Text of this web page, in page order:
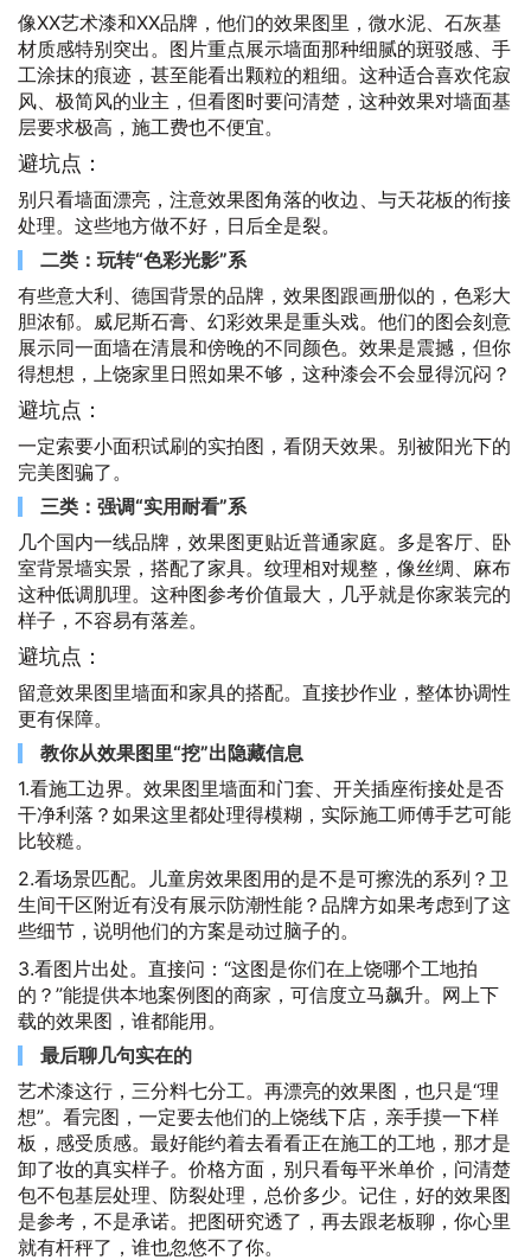
像XX艺术漆和XX品牌，他们的效果图里，微水泥、石灰基
材质感特别突出。图片重点展示墙面那种细腻的斑驳感、手
工涂抹的痕迹，甚至能看出颗粒的粗细。这种适合喜欢侘寂
风、极简风的业主，但看图时要问清楚，这种效果对墙面基
层要求极高，施工费也不便宜。
避坑点：
别只看墙面漂亮，注意效果图角落的收边、与天花板的衔接
处理。这些地方做不好，日后全是裂。
二类：玩转“色彩光影”系
有些意大利、德国背景的品牌，效果图跟画册似的，色彩大
胆浓郁。威尼斯石膏、幻彩效果是重头戏。他们的图会刻意
展示同一面墙在清晨和傍晚的不同颜色。效果是震撼，但你
得想想，上饶家里日照如果不够，这种漆会不会显得沉闷？
避坑点：
一定索要小面积试刷的实拍图，看阴天效果。别被阳光下的
完美图骗了。
三类：强调“实用耐看”系
几个国内一线品牌，效果图更贴近普通家庭。多是客厅、卧
室背景墙实景，搭配了家具。纹理相对规整，像丝绸、麻布
这种低调肌理。这种图参考价值最大，几乎就是你家装完的
样子，不容易有落差。
避坑点：
留意效果图里墙面和家具的搭配。直接抄作业，整体协调性
更有保障。
教你从效果图里“挖”出隐藏信息
1.看施工边界。效果图里墙面和门套、开关插座衔接处是否
干净利落？如果这里都处理得模糊，实际施工师傅手艺可能
比较糙。
2.看场景匹配。儿童房效果图用的是不是可擦洗的系列？卫
生间干区附近有没有展示防潮性能？品牌方如果考虑到了这
些细节，说明他们的方案是动过脑子的。
3.看图片出处。直接问：“这图是你们在上饶哪个工地拍
的？”能提供本地案例图的商家，可信度立马飙升。网上下
载的效果图，谁都能用。
最后聊几句实在的
艺术漆这行，三分料七分工。再漂亮的效果图，也只是“理
想”。看完图，一定要去他们的上饶线下店，亲手摸一下样
板，感受质感。最好能约着去看看正在施工的工地，那才是
卸了妆的真实样子。价格方面，别只看每平米单价，问清楚
包不包基层处理、防裂处理，总价多少。记住，好的效果图
是参考，不是承诺。把图研究透了，再去跟老板聊，你心里
就有杆秤了，谁也忽悠不了你。